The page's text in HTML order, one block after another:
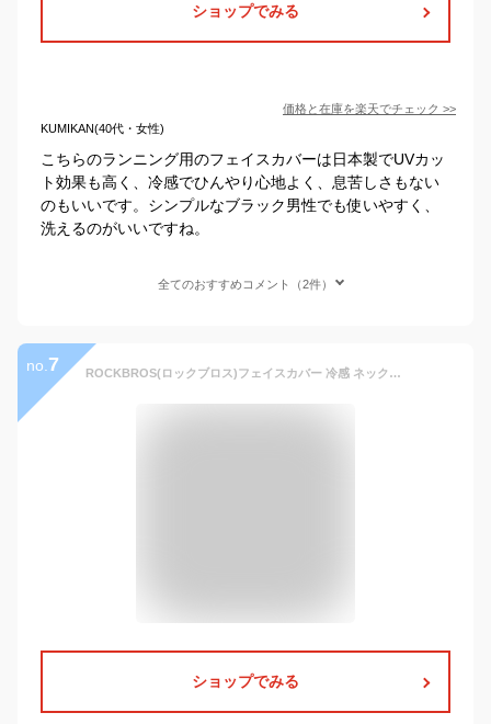
ショップでみる
価格と在庫を楽天でチェック >>
KUMIKAN(40代・女性)
こちらのランニング用のフェイスカバーは日本製でUVカッ
ト効果も高く、冷感でひんやり心地よく、息苦しさもない
のもいいです。シンプルなブラック男性でも使いやすく、
洗えるのがいいですね。
全てのおすすめコメント（2件）
no. 7 ROCKBROS(ロックブロス)フェイスカバー 冷感 ネックガード ネックカバー 夏用 UVカット 接触冷感 日焼け防止 耳かけタイプ 呼吸しやすい 釣り バイク ゴルフ ランニング 男女兼用
ショップでみる